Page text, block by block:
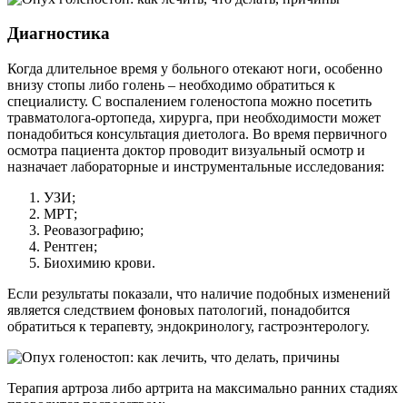
Диагностика
Когда длительное время у больного отекают ноги, особенно
внизу стопы либо голень – необходимо обратиться к
специалисту. С воспалением голеностопа можно посетить
травматолога-ортопеда, хирурга, при необходимости может
понадобиться консультация диетолога. Во время первичного
осмотра пациента доктор проводит визуальный осмотр и
назначает лабораторные и инструментальные исследования:
УЗИ;
МРТ;
Реовазографию;
Рентген;
Биохимию крови.
Если результаты показали, что наличие подобных изменений
является следствием фоновых патологий, понадобится
обратиться к терапевту, эндокринологу, гастроэнтерологу.
Терапия артроза либо артрита на максимально ранних стадиях